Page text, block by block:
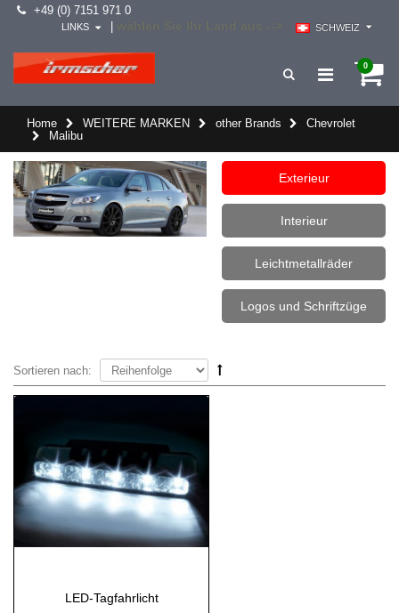
+49 (0) 7151 971 0
SCHWEIZ
LINKS
0
Home WEITERE MARKEN other Brands
Chevrolet
Malibu
Exterieur
Interieur
Leichtmetallräder
Logos und Schriftzüge
Sortieren nach:
LED-Tagfahrlicht